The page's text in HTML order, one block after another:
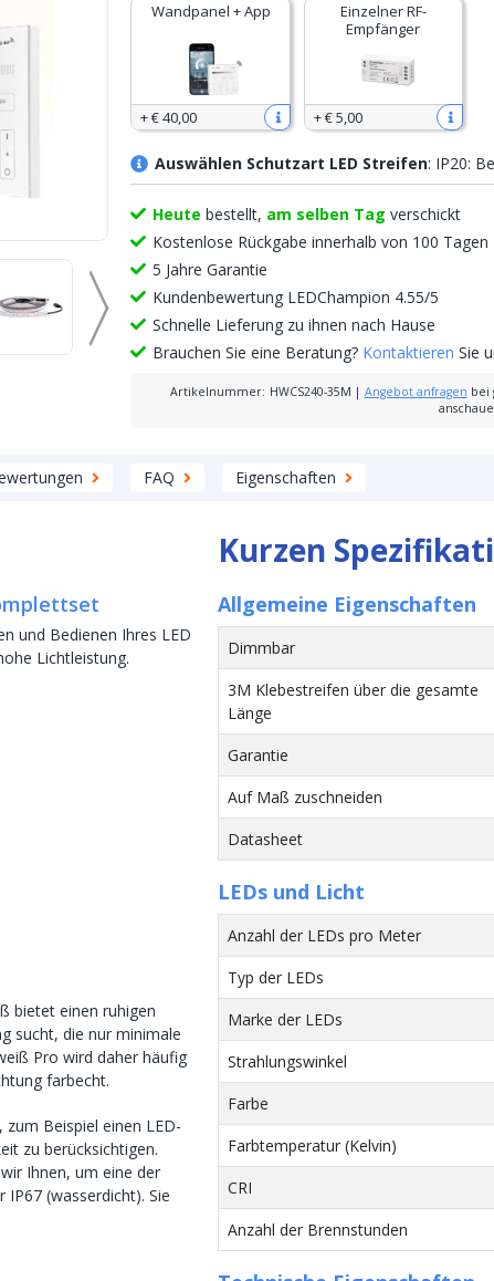
Wandpanel + App
+€ 40,00
Einzelner RF-
Empfänger
+€ 5,00
Auswählen Schutzart LED Streifen: IP20:
Heute bestellt, am selben Tagverschickt
Kostenlose Rückgabe innerhalb von 100 Tagen
5 Jahre Garantie
Kundenbewertung LEDChampion 4.55/5
Schnelle Lieferung zu ihnen nach Hause
Brauchen Sie eine Beratung? Kontaktieren Sie
Artikelnummer: HWCS240-35M | Angebot anfragen bei
FAQ Eigenschaften
und Bedienen Ihres LED
Lichtleistung.
bietet einen ruhigen
sucht, die nur minimale
Pro wird daher häufig
farbecht.
Beispiel einen LED-
zu berücksichtigen.
Ihnen, um eine der
(wasserdicht). Sie
Kurzen
Allgemeine Eigenschaften
Dimmbar
3M Klebestreifen über die gesamte
Länge
Garantie
Auf Maß zuschneiden
Datasheet
LEDs und Licht
Anzahl der LEDs pro Meter
Typ der LEDs
Marke der LEDs
Strahlungswinkel
Farbe
Farbtemperatur (Kelvin)
CRI
Anzahl der Brennstunden